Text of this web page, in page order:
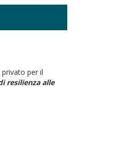
per il
resilienza alle